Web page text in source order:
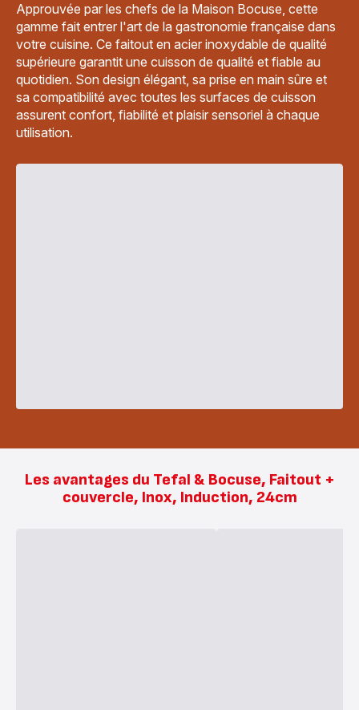
Approuvée par les chefs de la Maison Bocuse, cette
gamme fait entrer l'art de la gastronomie française dans
votre cuisine. Ce faitout en acier inoxydable de qualité
supérieure garantit une cuisson de qualité et fiable au
quotidien. Son design élégant, sa prise en main sûre et
sa compatibilité avec toutes les surfaces de cuisson
assurent confort, fiabilité et plaisir sensoriel à chaque
utilisation.
Les avantages du Tefal & Bocuse, Faitout +
couvercle, Inox, Induction, 24cm